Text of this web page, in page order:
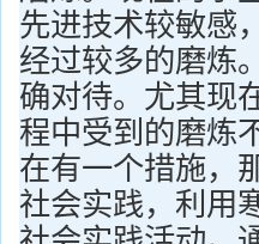
先进技术较敏感
经过较多的磨炼
确对待。尤其现
程中受到的磨炼
在有一个措施，
社会实践，利用